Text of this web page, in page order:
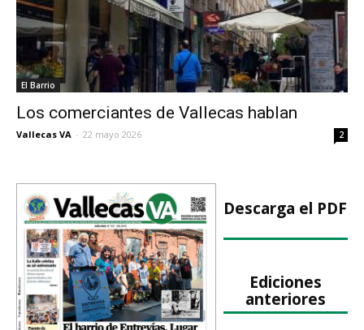
El Barrio
Los comerciantes de Vallecas hablan
Vallecas VA - 22 mayo 2026 2
Descarga el PDF
Ediciones
anteriores